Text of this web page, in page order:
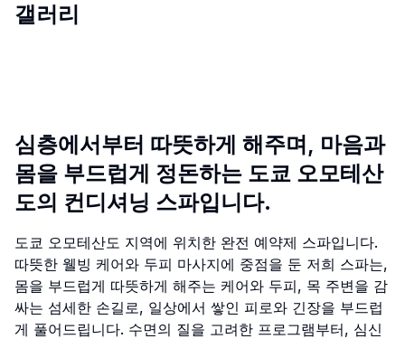
갤러리
심층에서부터 따뜻하게 해주며, 마음과
몸을 부드럽게 정돈하는 도쿄 오모테산
도의 컨디셔닝 스파입니다.
도쿄 오모테산도 지역에 위치한 완전 예약제 스파입니다.
따뜻한 웰빙 케어와 두피 마사지에 중점을 둔 저희 스파는,
몸을 부드럽게 따뜻하게 해주는 케어와 두피, 목 주변을 감
싸는 섬세한 손길로, 일상에서 쌓인 피로와 긴장을 부드럽
게 풀어드립니다. 수면의 질을 고려한 프로그램부터, 심신